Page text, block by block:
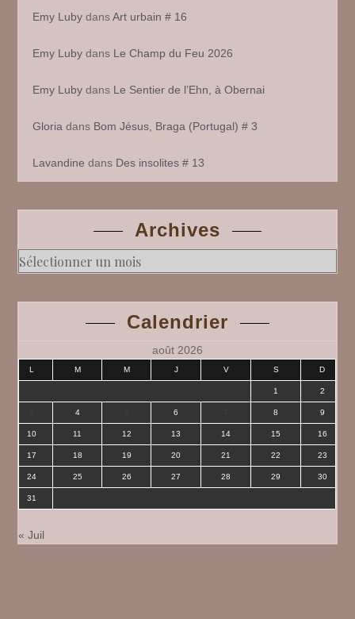
Emy Luby dansArt urbain # 16
Emy Luby dans Le Champ du Feu 2026
Emy Luby dans Le Sentier de l’Ehn, à Obernai
Gloria dans Bom Jésus, Braga (Portugal) # 3
Lavandine dans Des insolites # 13
Archives
Archives
Calendrier
août 2026
L M M J V S D
1 2
4 6 8 9
10 11 12 13 14 15 16
17 18 19 20 21 22 23
24 25 26 27 28 29 30
31
« Juil